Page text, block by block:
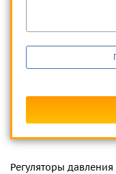
Регуляторы